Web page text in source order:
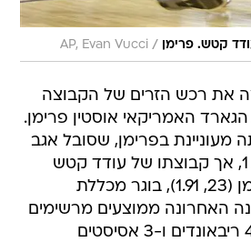
קטש. פרימן /
AP, Evan Vucci
את רכש הזרים של הקבוצה
האמריקאי אוסטין פרימן.
מעוניינת בפרימן, שסובל אגב
מסוכרת נעורים סוג 1, אך קבוצתו של עודד קטש
הקדימה אותה. פרימן (23, 1.91), בוגר מכללת
האחרונה ממוצעים מרשימים
של 20.9 נקודות, 4.5 ריבאונדים ו-3 אסיסטים